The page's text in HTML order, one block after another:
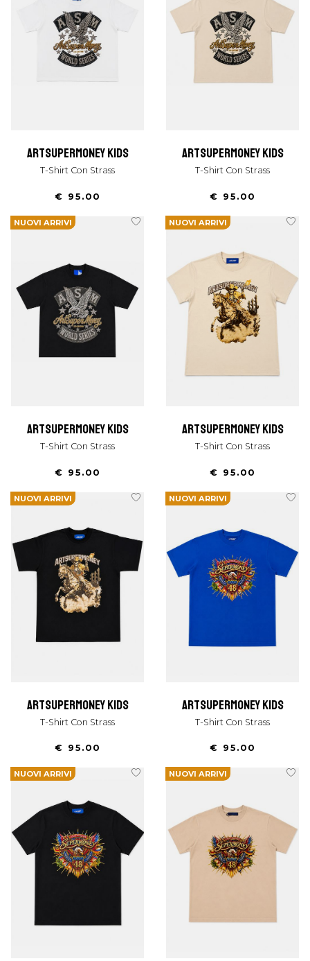
artsupermoney kids
T-Shirt Con Strass
€ 95.00
artsupermoney kids
T-Shirt Con Strass
€ 95.00
NUOVI ARRIVI
artsupermoney kids
T-Shirt Con Strass
€ 95.00
NUOVI ARRIVI
artsupermoney kids
T-Shirt Con Strass
€ 95.00
NUOVI ARRIVI
artsupermoney kids
T-Shirt Con Strass
€ 95.00
NUOVI ARRIVI
artsupermoney kids
T-Shirt Con Strass
€ 95.00
NUOVI ARRIVI NUOVI ARRIVI